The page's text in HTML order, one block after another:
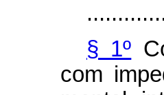
§ 1º
com